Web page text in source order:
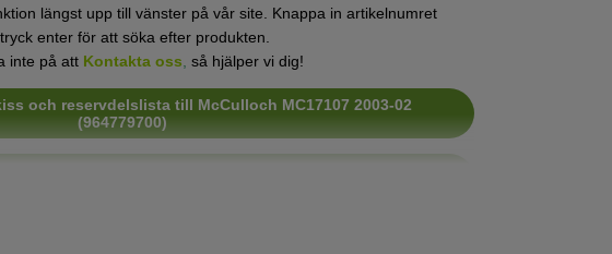
längst upp till vänster på vår site. Knappa in artikelnumret
enter för att söka efter produkten.
inte på att Kontakta oss, så hjälper vi dig!
och reservdelslista till McCulloch MC17107 2003-02
(964779700)